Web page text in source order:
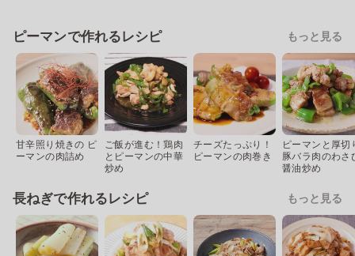
ピーマンで作れるレシピ もっと見る
甘辛照り焼きの ピ
ーマンの肉詰め
ご飯が進む！鶏肉
とピーマンの中華
炒め
チーズたっぷり！
ピーマンの肉巻き
ピーマンと厚切
豚バラ肉のわさ
醤油炒め
長ねぎで作れるレシピ もっと見る